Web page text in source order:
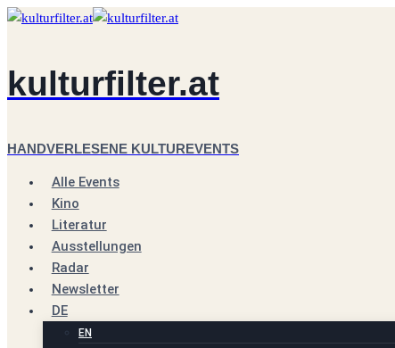
Zum
kulturfilter.at
HANDVERLESENE KULTUREVENTS
Alle Events
Kino
Literatur
Ausstellungen
Radar
Newsletter
DE
EN